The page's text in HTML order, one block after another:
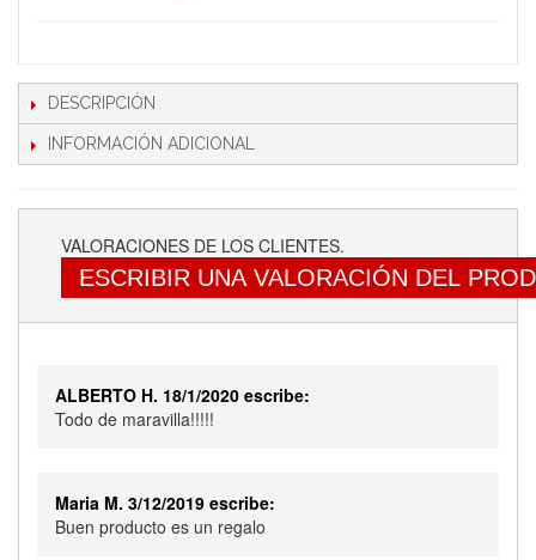
DESCRIPCIÓN
INFORMACIÓN ADICIONAL
VALORACIONES DE LOS CLIENTES.
ESCRIBIR UNA VALORACIÓN DEL
ALBERTO H. 18/1/2020 escribe:
Todo de maravilla!!!!!
Maria M. 3/12/2019 escribe:
Buen producto es un regalo